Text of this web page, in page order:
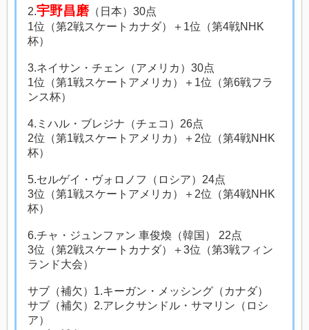
2.宇野昌磨（日本）30点
1位（第2戦スケートカナダ）＋1位（第4戦NHK
杯）
3.ネイサン・チェン（アメリカ）30点
1位（第1戦スケートアメリカ）＋1位（第6戦フラ
ンス杯）
4.ミハル・ブレジナ（チェコ）26点
2位（第1戦スケートアメリカ）＋2位（第4戦NHK
杯）
5.セルゲイ・ヴォロノフ（ロシア）24点
3位（第1戦スケートアメリカ）＋2位（第4戦NHK
杯）
6.チャ・ジュンファン 車俊煥（韓国） 22点
3位（第2戦スケートカナダ）＋3位（第3戦フィン
ランド大会）
サブ（補欠）1.キーガン・メッシング（カナダ）
サブ（補欠）2.アレクサンドル・サマリン（ロシ
ア）